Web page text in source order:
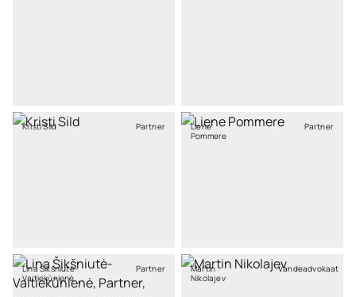
Kristi Sild Partner
Liene
Pommere
Partner
Lina Šikšniutė-
Vaitiekūnienė
Partner
Martin
Nikolajev
Vandeadvokaat